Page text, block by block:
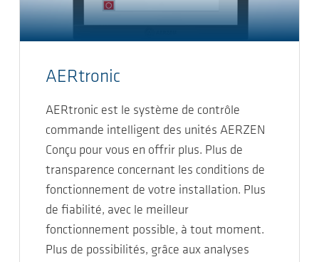
AERtronic
AERtronic est le système de contrôle
commande intelligent des unités AERZEN
Conçu pour vous en offrir plus. Plus de
transparence concernant les conditions de
fonctionnement de votre installation. Plus
de fiabilité, avec le meilleur
fonctionnement possible, à tout moment.
Plus de possibilités, grâce aux analyses